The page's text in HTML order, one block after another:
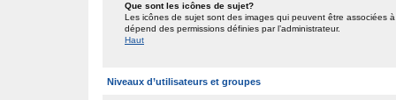
Que sont les icônes de sujet?
Les icônes de sujet sont des images qui peuvent être associées
dépend des permissions définies par l’administrateur.
Haut
Niveaux d’utilisateurs et groupes